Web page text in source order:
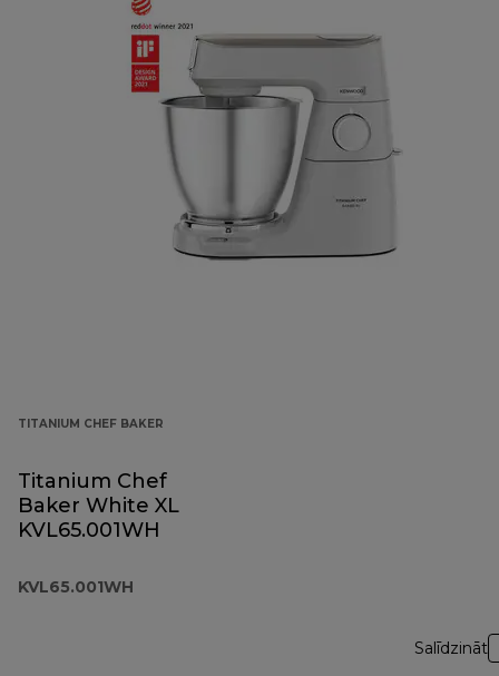
TITANIUM CHEF BAKER
Titanium Chef
Baker White XL
KVL65.001WH
KVL65.001WH
Salīdzināt